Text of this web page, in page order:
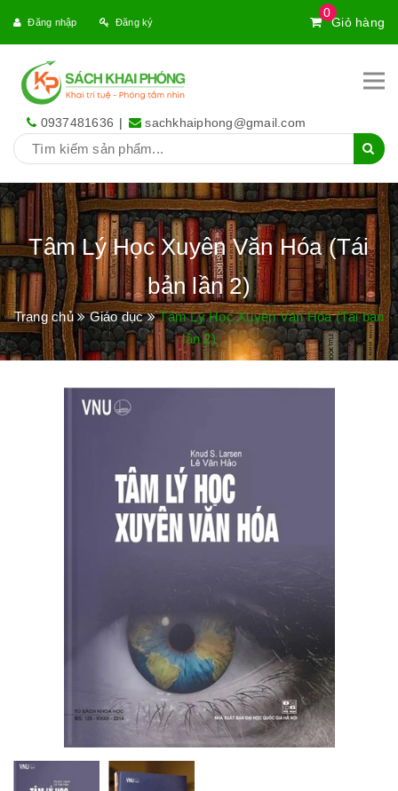
0
Giỏ hàng
Đăng nhập Đăng ký
0937481636 | sachkhaiphong@gmail.com
Tâm Lý Học Xuyên Văn Hóa (Tái
bản lần 2)
Trang chủ Giáo dục
Tâm Lý Học Xuyên Văn Hóa (Tái bản
lần 2)